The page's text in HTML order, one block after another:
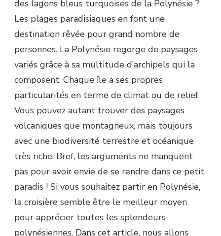
des lagons bleus turquoises de la Polynésie ?
Les plages paradisiaques en font une
destination rêvée pour grand nombre de
personnes. La Polynésie regorge de paysages
variés grâce à sa multitude d’archipels qui la
composent. Chaque île a ses propres
particularités en terme de climat ou de relief.
Vous pouvez autant trouver des paysages
volcaniques que montagneux, mais toujours
avec une biodiversité terrestre et océanique
très riche. Bref, les arguments ne manquent
pas pour avoir envie de se rendre dans ce petit
paradis ! Si vous souhaitez partir en Polynésie,
la croisière semble être le meilleur moyen
pour apprécier toutes les splendeurs
polynésiennes. Dans cet article, nous allons